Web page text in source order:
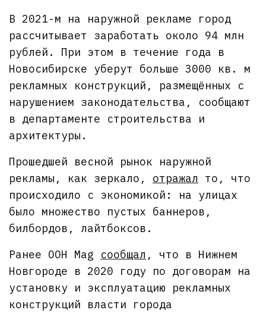
В 2021-м на наружной рекламе город
рассчитывает заработать около 94 млн
рублей. При этом в течение года в
Новосибирске уберут больше 3000 кв. м
рекламных конструкций, размещённых с
нарушением законодательства, сообщают
в департаменте строительства и
архитектуры.
Прошедшей весной рынок наружной
рекламы, как зеркало, отражал то, что
происходило с экономикой: на улицах
было множество пустых баннеров,
билбордов, лайтбоксов.
Ранее OOH Mag сообщал , что в Нижнем
Новгороде в 2020 году по договорам на
установку и эксплуатацию рекламных
конструкций власти города